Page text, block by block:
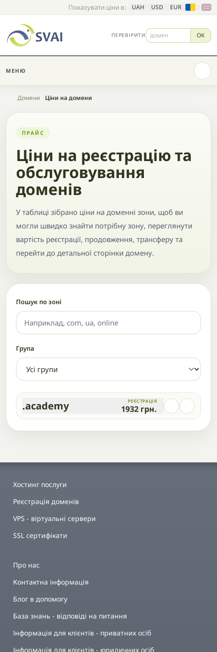
Показувати ціни в: UAH USD EUR /
ПЕРЕВІРИТИ OK
МЕНЮ
Головна
Домени Ціни на домени
ПРАЙС
Ціни на реєстрацію та
обслуговування
доменів
У таблиці зібрано ціни на доменні зони, щоб ви
могли швидко знайти потрібну зону, переглянути
вартість реєстрації, продовження, трансферу та
перейти до детальної сторінки домену.
Пошук по зоні
Група
.academy РЕЄСТРАЦІЯ
1932 грн.
Хостинг послуги
Реєстрація доменів
VPS - віртуальні сервери
SSL сертифікати
Про нас
Контактна інформація
Блог в допомогу
База знань - відповіді на питання
Інформація для клієнтів - приватних осіб
Інформація для клієнтів - юридичних осіб